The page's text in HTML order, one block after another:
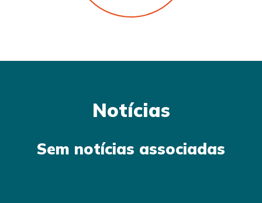
Notícias
Sem notícias associadas